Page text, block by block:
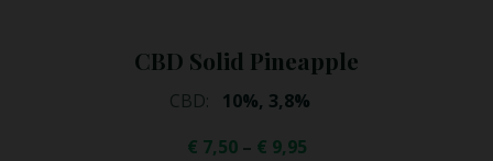
CBD Solid Apple
CBD:
10%, 3,8%
€ 7,50– € 9,95